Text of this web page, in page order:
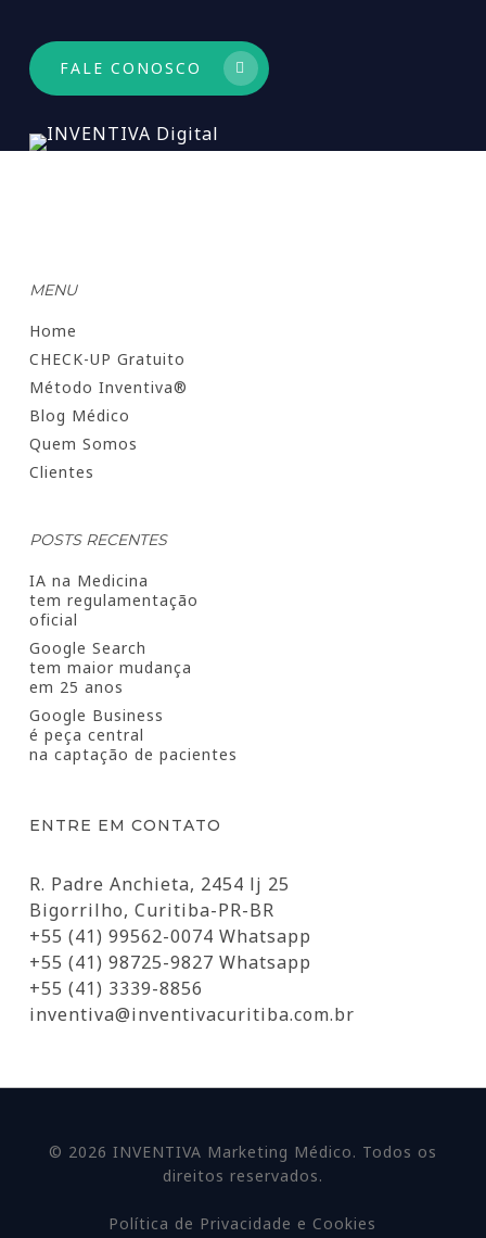
FALE CONOSCO
MENU
Home
CHECK-UP Gratuito
Método Inventiva®
Blog Médico
Quem Somos
Clientes
POSTS RECENTES
IA na Medicina
tem regulamentação
oficial
Google Search
tem maior mudança
em 25 anos
Google Business
é peça central
na captação de pacientes
ENTRE EM CONTATO
R. Padre Anchieta, 2454 lj 25
Bigorrilho, Curitiba-PR-BR
+55 (41) 99562-0074 Whatsapp
+55 (41) 98725-9827 Whatsapp
+55 (41) 3339-8856
inventiva@inventivacuritiba.com.br
© 2026 INVENTIVA Marketing Médico. Todos os
direitos reservados.
Política de Privacidade e Cookies